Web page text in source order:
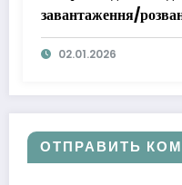
завантаження/
02.01.2026
ОТПРАВИТЬ